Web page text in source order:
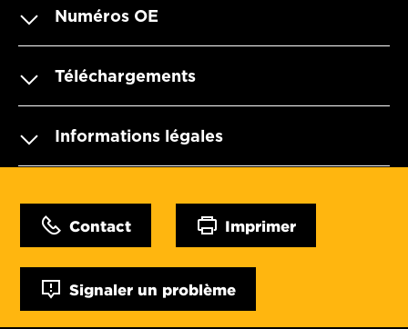
Numéros OE
Téléchargements
Informations légales
Contact Imprimer
Signaler un problème